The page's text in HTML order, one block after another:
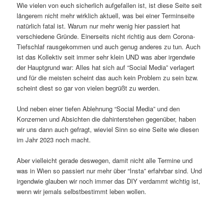
Wie vielen von euch sicherlich aufgefallen ist, ist diese Seite seit
längerem nicht mehr wirklich aktuell, was bei einer Terminseite
natürlich fatal ist. Warum nur mehr wenig hier passiert hat
verschiedene Gründe. Einerseits nicht richtig aus dem Corona-
Tiefschlaf rausgekommen und auch genug anderes zu tun. Auch
ist das Kollektiv seit immer sehr klein UND was aber irgendwie
der Hauptgrund war: Alles hat sich auf “Social Media” verlagert
und für die meisten scheint das auch kein Problem zu sein bzw.
scheint diest so gar von vielen begrüßt zu werden.
Und neben einer tiefen Ablehnung “Social Media” und den
Konzernen und Absichten die dahinterstehen gegenüber, haben
wir uns dann auch gefragt, wieviel Sinn so eine Seite wie diesen
im Jahr 2023 noch macht.
Aber vielleicht gerade deswegen, damit nicht alle Termine und
was in Wien so passiert nur mehr über “Insta” erfahrbar sind. Und
irgendwie glauben wir noch immer das DIY verdammt wichtig ist,
wenn wir jemals selbstbestimmt leben wollen.